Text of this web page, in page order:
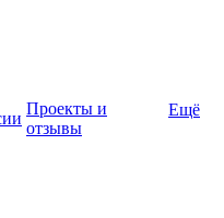
Проекты и
отзывы
Ещё